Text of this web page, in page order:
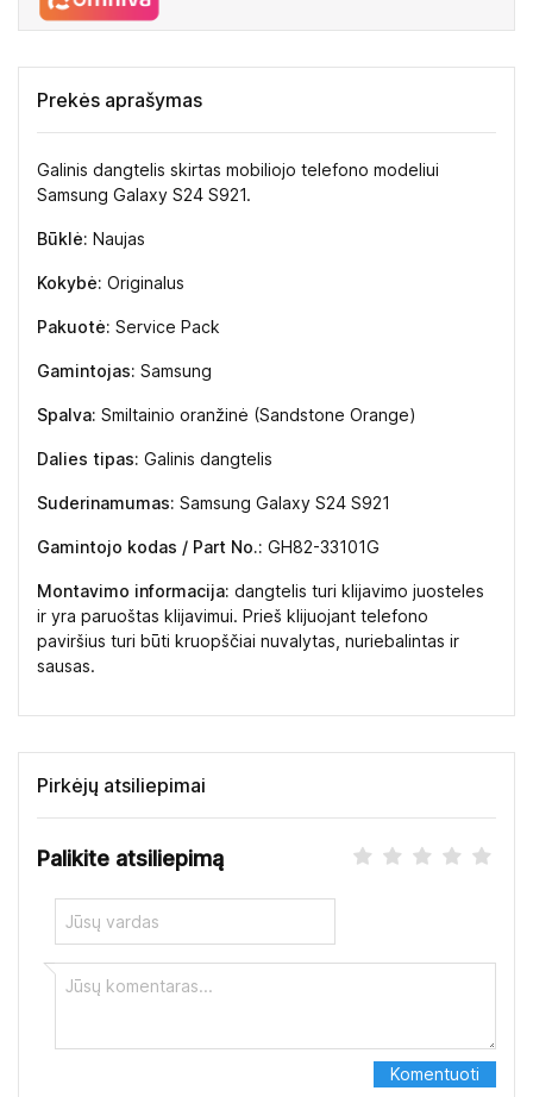
Prekės aprašymas
Galinis dangtelis skirtas mobiliojo telefono modeliui
Samsung Galaxy S24 S921.
Būklė: Naujas
Kokybė: Originalus
Pakuotė: Service Pack
Gamintojas: Samsung
Spalva: Smiltainio oranžinė (Sandstone Orange)
Dalies tipas: Galinis dangtelis
Suderinamumas: Samsung Galaxy S24 S921
Gamintojo kodas / Part No.: GH82-33101G
Montavimo informacija: dangtelis turi klijavimo juosteles
ir yra paruoštas klijavimui. Prieš klijuojant telefono
paviršius turi būti kruopščiai nuvalytas, nuriebalintas ir
sausas.
Pirkėjų atsiliepimai
Palikite atsiliepimą